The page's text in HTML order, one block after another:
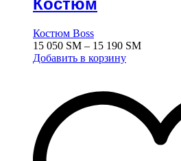
Костюм
Костюм Boss
15 050 ЅМ – 15 190 ЅМДиапазон
15
190 ЅМ
Добавить в корзину